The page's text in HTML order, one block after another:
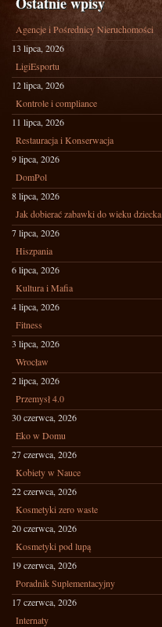
Agencje i Pośrednicy Nieruchomości
13 lipca, 2026
LigiEsportu
12 lipca, 2026
Kontrole i compliance
11 lipca, 2026
Restauracja i Konserwacja
9 lipca, 2026
DomPol
8 lipca, 2026
Jak dobierać zabawki do wieku dziecka
7 lipca, 2026
Hiszpania
6 lipca, 2026
Kultura i Mafia
4 lipca, 2026
Fitness
3 lipca, 2026
Wrocław
2 lipca, 2026
Przemysł 4.0
30 czerwca, 2026
Eko w Domu
27 czerwca, 2026
Kobiety w Nauce
22 czerwca, 2026
Kosmetyki zero waste
20 czerwca, 2026
Kosmetyki pod lupą
19 czerwca, 2026
Poradnik Suplementacyjny
17 czerwca, 2026
Internaty